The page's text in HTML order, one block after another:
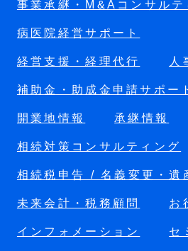
事業承継・M&Aコンサルテ
病医院経営サポート
経営支援・経理代行 人
補助金・助成金申請サポー
開業地情報 承継情報
相続対策コンサルティング
相続税申告 / 名義変更・遺
未来会計・税務顧問 お
インフォメーション セ